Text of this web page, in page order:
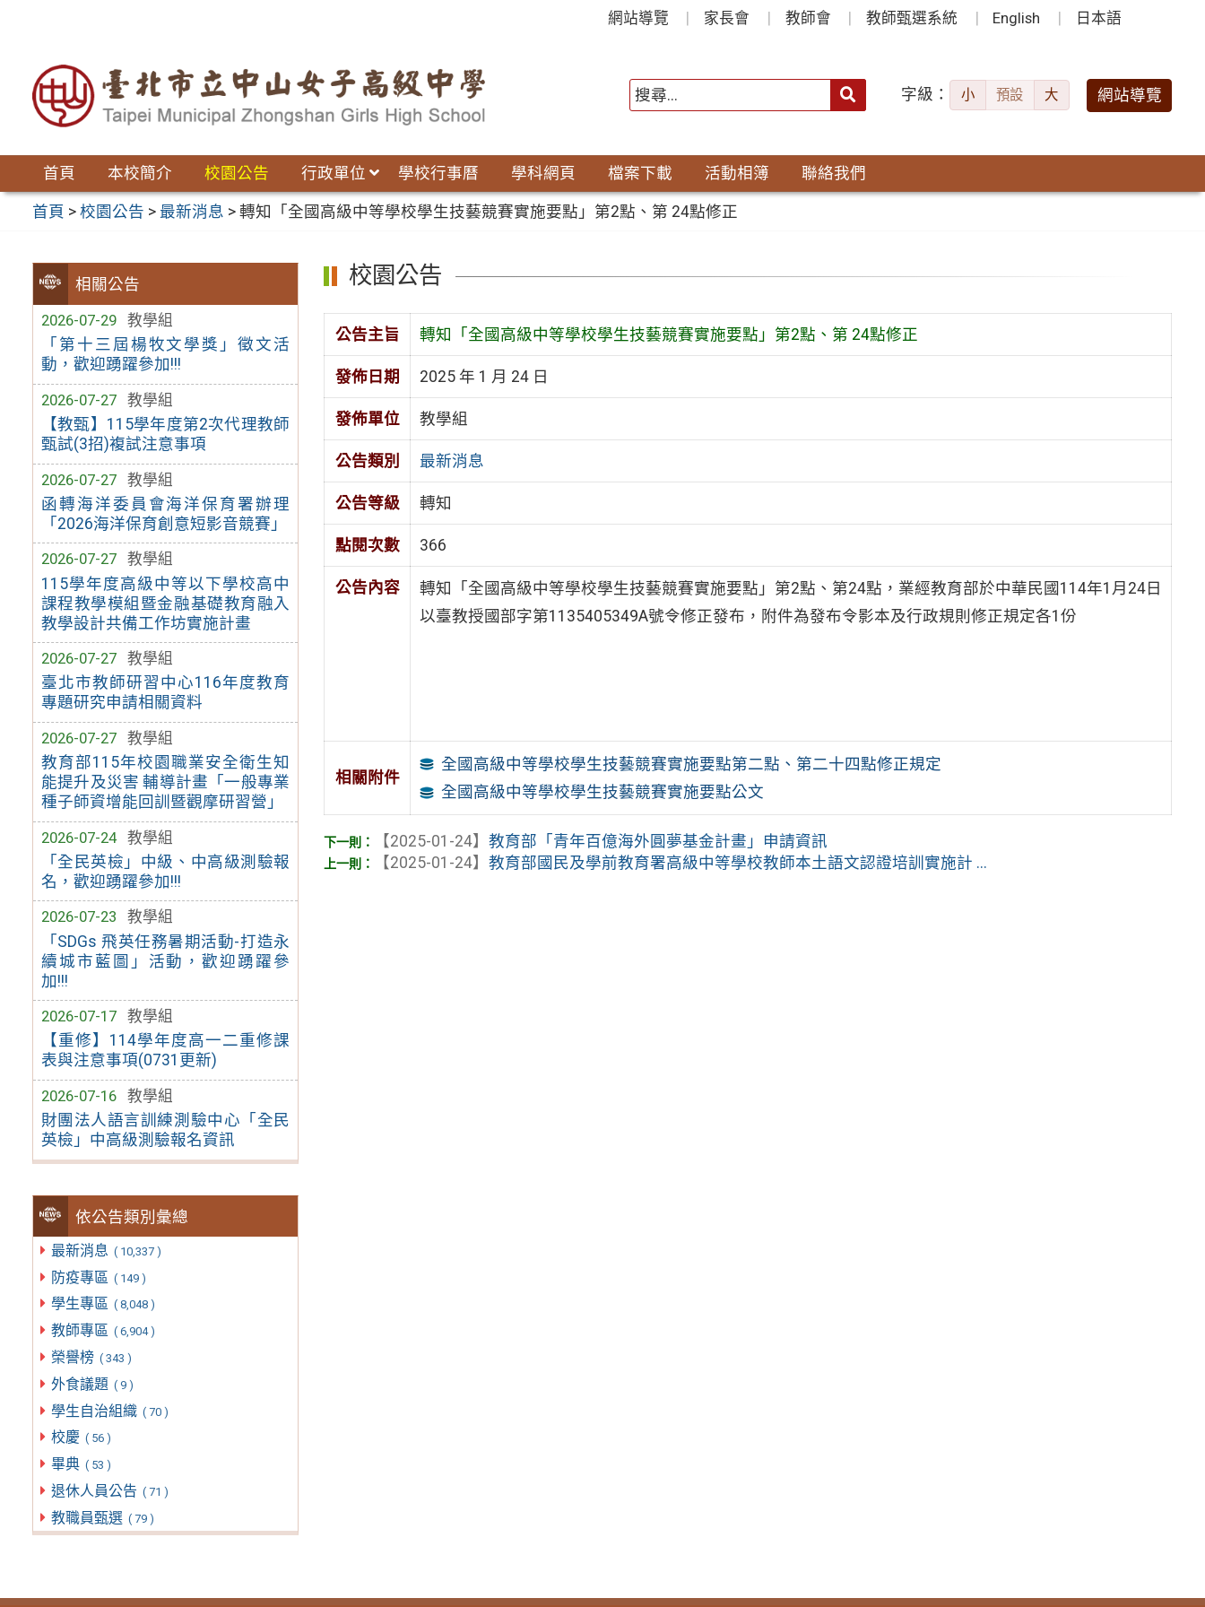
網站導覽 家長會 教師會 教師甄選系統 English 日本語
字級： 小 預設 大 網站導覽
首頁 本校簡介 校園公告 行政單位 學校行事曆 學科網頁 檔案下載 活動相簿 聯絡我們
首頁 >校園公告 > 最新消息 >轉知「全國高級中等學校學生技藝競賽實施要點」第2點、第 24點修正
相關公告
2026-07-29
教學組
「第十三屆楊牧文學獎」徵文活
動，歡迎踴躍參加!!!
2026-07-27
教學組
【教甄】115學年度第2次代理教師
甄試(3招)複試注意事項
2026-07-27
教學組
函轉海洋委員會海洋保育署辦理
「2026海洋保育創意短影音競賽」
2026-07-27
教學組
115學年度高級中等以下學校高中
課程教學模組暨金融基礎教育融入
教學設計共備工作坊實施計畫
2026-07-27
教學組
臺北市教師研習中心116年度教育
專題研究申請相關資料
2026-07-27
教學組
教育部115年校園職業安全衛生知
能提升及災害 輔導計畫「一般專業
種子師資增能回訓暨觀摩研習營」
2026-07-24
教學組
「全民英檢」中級、中高級測驗報
名，歡迎踴躍參加!!!
2026-07-23
教學組
「SDGs 飛英任務暑期活動-打造永
續城市藍圖」活動，歡迎踴躍參
加!!!
2026-07-17
教學組
【重修】114學年度高一二重修課
表與注意事項(0731更新)
2026-07-16
教學組
財團法人語言訓練測驗中心「全民
英檢」中高級測驗報名資訊
依公告類別彙總
最新消息 ( 10,337 )
防疫專區 ( 149 )
學生專區 ( 8,048 )
教師專區 ( 6,904 )
榮譽榜 ( 343 )
外食議題 ( 9 )
學生自治組織 ( 70 )
校慶 ( 56 )
畢典 ( 53 )
退休人員公告 ( 71 )
教職員甄選 ( 79 )
校園公告
公告主旨 轉知「全國高級中等學校學生技藝競賽實施要點」第2點、第 24點修正
發佈日期 2025 年 1 月 24 日
發佈單位 教學組
公告類別 最新消息
公告等級 轉知
點閱次數 366
公告內容
轉知「全國高級中等學校學生技藝競賽實施要點」第2點、第24點，業經教育部於中華民國114年1月24日
以臺教授國部字第1135405349A號令修正發布，附件為發布令影本及行政規則修正規定各1份
相關附件
全國高級中等學校學生技藝競賽實施要點第二點、第二十四點修正規定
全國高級中等學校學生技藝競賽實施要點公文
【2025-01-24】教育部「青年百億海外圓夢基金計畫」申請資訊
【2025-01-24】教育部國民及學前教育署高級中等學校教師本土語文認證培訓實施計 ...